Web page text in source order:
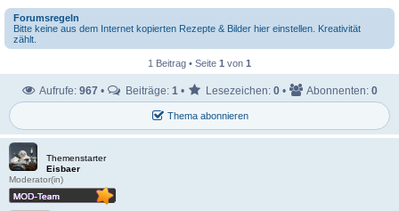
Forumsregeln
Bitte keine aus dem Internet kopierten Rezepte & Bilder hier einstellen. Kreativität
zählt.
1 Beitrag • Seite 1 von 1
Thema abonnieren
Aufrufe: 967 • Beiträge: 1 • Lesezeichen: 0 • Abonnenten: 0
Themenstarter
Eisbaer
Moderator(in)